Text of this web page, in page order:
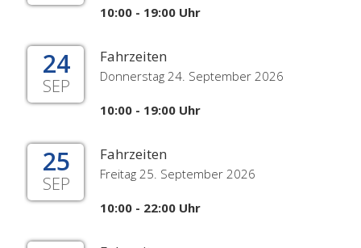
10:00 - 19:00 Uhr
24
SEP
Fahrzeiten
Donnerstag 24. September 2026
10:00 - 19:00 Uhr
25
SEP
Fahrzeiten
Freitag 25. September 2026
10:00 - 22:00 Uhr